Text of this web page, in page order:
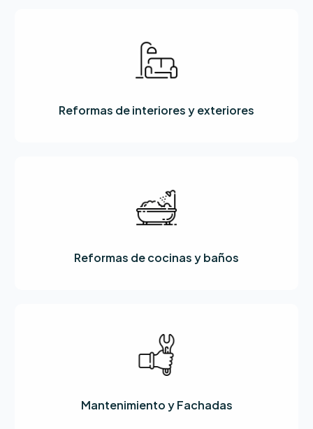
Reformas de interiores y exteriores
Reformas de cocinas y baños
Mantenimiento y Fachadas